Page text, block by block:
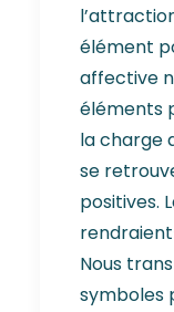
élément
affective
éléments
la charge
se
positives.
Nous
symboles